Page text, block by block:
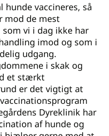
hunde vaccineres, så
mod de mest
vi i dag ikke har
imod og som i
udgang.
i skak og
et stærkt
er det vigtigt at
Dyreklinik har
af hunde og